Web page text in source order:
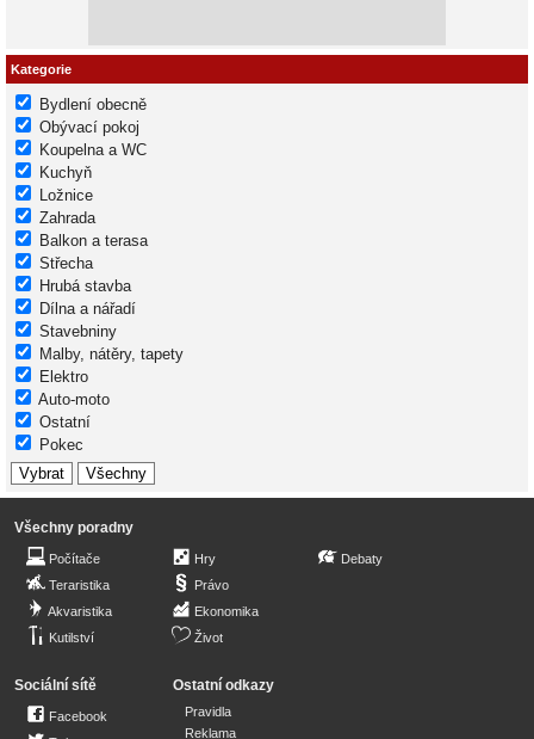
Kategorie
Bydlení obecně
Obývací pokoj
Koupelna a WC
Kuchyň
Ložnice
Zahrada
Balkon a terasa
Střecha
Hrubá stavba
Dílna a nářadí
Stavebniny
Malby, nátěry, tapety
Elektro
Auto-moto
Ostatní
Pokec
Všechny poradny
Počítače
Teraristika
Akvaristika
Kutilství
Hry
Právo
Ekonomika
Život
Debaty
Sociální sítě
Facebook
Ostatní odkazy
Pravidla
Reklama